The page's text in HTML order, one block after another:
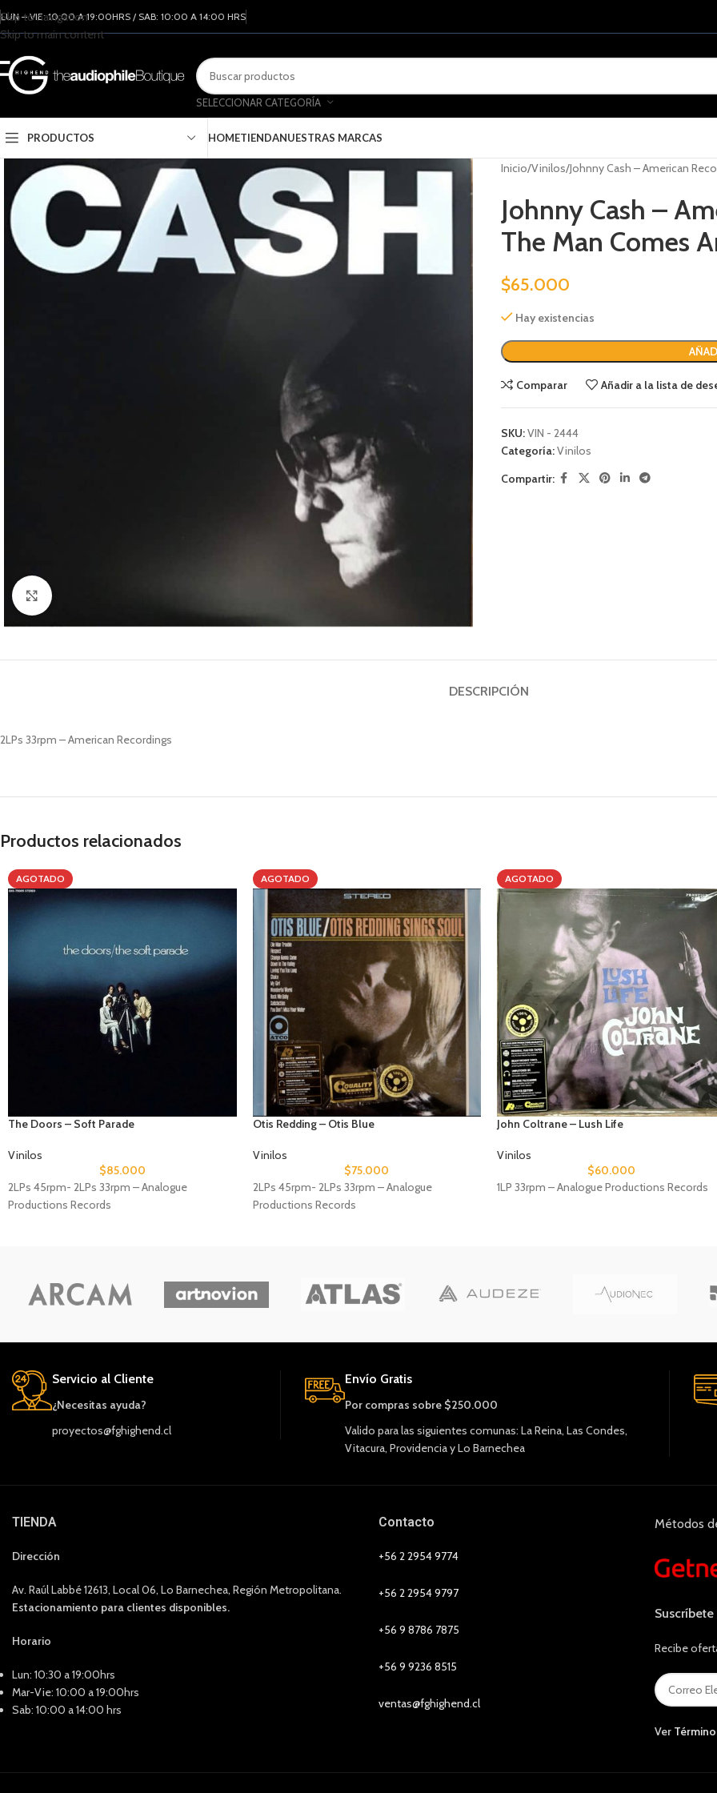
Skip to navigation
Skip to main content
LUN – VIE: 10:00 A 19:00HRS / SAB: 10:00 A 14:00 HRS
SELECCIONAR CATEGORÍA
PRODUCTOS HOMETIENDANUESTRAS MARCAS
Inicio Vinilos Johnny Cash – American
Johnny Cash –
The Man Comes
$65.000
Hay existencias
Comparar Añadir a la lista de
SKU:VIN - 2444
Categoría:Vinilos
Compartir:
DESCRIPCIÓN
2LPs 33rpm – American Recordings
Productos relacionados
AGOTADO
The Doors – Soft Parade
Vinilos
$85.000
2LPs 45rpm- 2LPs 33rpm – Analogue
Productions Records
AGOTADO
Otis Redding – Otis Blue
Vinilos
$75.000
2LPs 45rpm- 2LPs 33rpm – Analogue
Productions Records
AGOTADO
John Coltrane – Lush Life
Vinilos
$60.000
1LP 33rpm – Analogue Productions Records
Servicio al Cliente
¿Necesitas ayuda?
proyectos@fghighend.cl
Envío Gratis
Por compras sobre $250.000
Valido para las siguientes comunas: La Reina, Las Condes,
Vitacura, Providencia y Lo Barnechea
TIENDA
Dirección
Av. Raúl Labbé 12613, Local 06, Lo Barnechea, Región Metropolitana.
Estacionamiento para clientes disponibles.
Horario
Lun: 10:30 a 19:00hrs
Mar-Vie: 10:00 a 19:00hrs
Sab: 10:00 a 14:00 hrs
Contacto
+56 2 2954 9774
+56 2 2954 9797
+56 9 8786 7875
+56 9 9236 8515
ventas@fghighend.cl
Métodos
Recibe
Ver